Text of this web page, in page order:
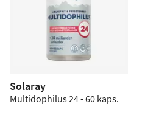
Solaray
Multidophilus 24 - 60 kaps.